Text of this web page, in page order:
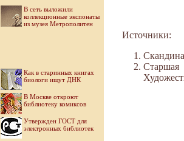
В сеть выложили
коллекционные экспонаты
из музея Метрополитен
Как в старинных книгах
биологи ищут ДНК
В Москве откроют
библиотеку комиксов
Утвержден ГОСТ для
электронных библиотек
Источники: